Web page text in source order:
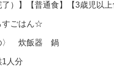
了）】【普通食】【3歳児以上
すごはん☆
〉 炊飯器 鍋
1人分